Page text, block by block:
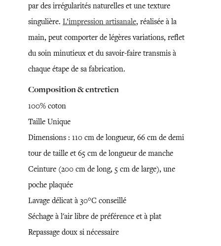
par des irrégularités naturelles et une texture
singulière. L’impression artisanale, réalisée à la
main, peut comporter de légères variations, reflet
du soin minutieux et du savoir-faire transmis à
chaque étape de sa fabrication.
Composition & entretien
100% coton
Taille Unique
Dimensions : 110 cm de longueur, 66 cm de demi
tour de taille et 65 cm de longueur de manche
Ceinture (200 cm de long, 5 cm de large), une
poche plaquée
Lavage délicat à 30°C conseillé
Séchage à l'air libre de préférence et à plat
Repassage doux si nécessaire